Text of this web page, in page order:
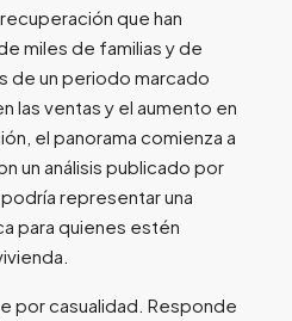
que han
miles de familias y de
de un periodo marcado
las ventas y el aumento en
el panorama comienza a
un análisis publicado por
representar una
para quienes estén
por casualidad. Responde